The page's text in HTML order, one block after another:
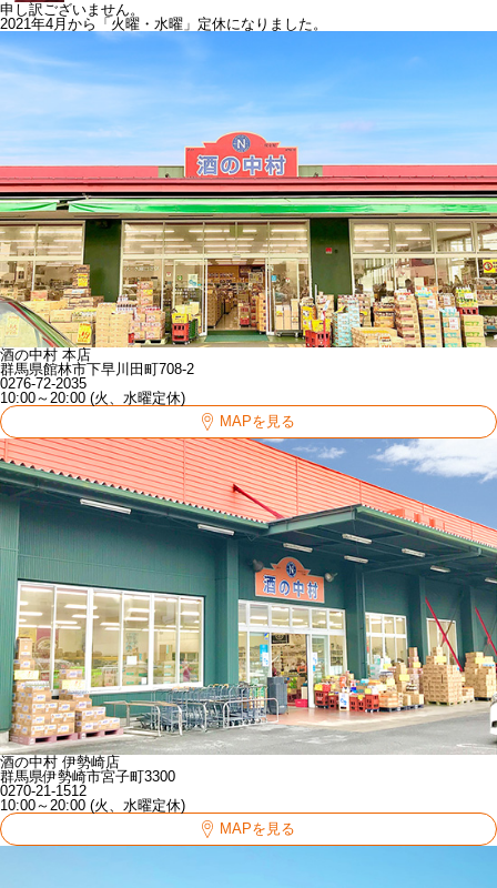
申し訳ございません。
2021年4月から「火曜・水曜」定休になりました。
酒の中村 本店
群馬県館林市下早川田町708-2
0276-72-2035
10:00～20:00 (火、水曜定休)
MAPを見る
酒の中村 伊勢崎店
群馬県伊勢崎市宮子町3300
0270-21-1512
10:00～20:00 (火、水曜定休)
MAPを見る